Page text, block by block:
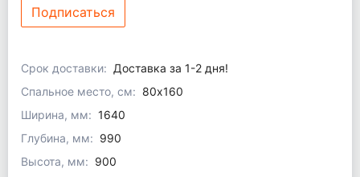
Подписаться
Срок доставки: Доставка за 1-2 дня!
Спальное место, см: 80x160
Ширина, мм: 1640
Глубина, мм: 990
Высота, мм: 900